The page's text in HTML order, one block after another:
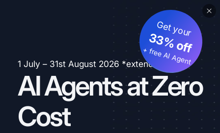
1 July – 31st August 2026 *extended
AI Agents at Zero
Cost
Get your
33% off
+ free AI Agent